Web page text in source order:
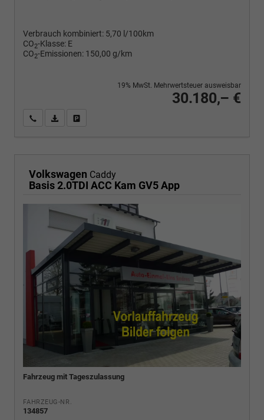
Verbrauch kombiniert: 5,70 l/100km
CO2-Klasse: E
CO2-Emissionen: 150,00 g/km
30.180,– €
19% MwSt. Mehrwertsteuer ausweisbar
Wir rufen Sie anPDF-Fahrzeugexposé drucken
Volkswagen Caddy
Basis 2.0TDI ACC Kam GV5 App
Fahrzeug mit Tageszulassung
FAHRZEUG-NR.
134857